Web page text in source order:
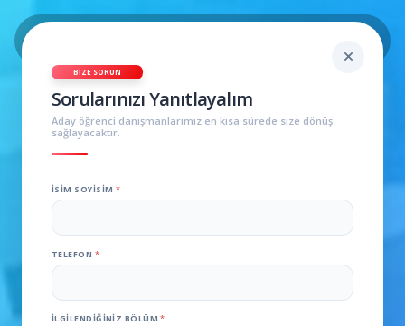
BIZE SORUN
Sorularınızı Yanıtlayalım
Aday öğrenci danışmanlarımız en kısa sürede size dönüş
sağlayacaktır.
İSIM SOYISIM *
TELEFON *
İLGILENDIĞINIZ BÖLÜM*